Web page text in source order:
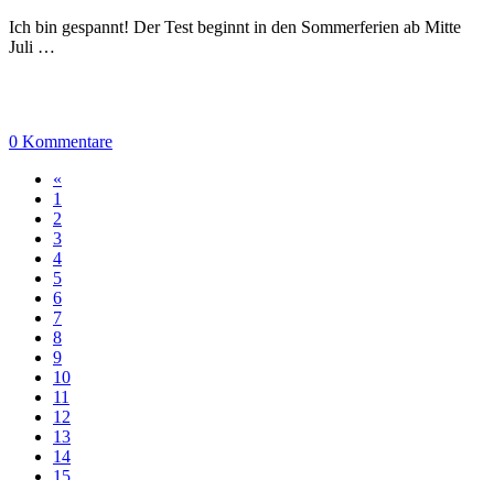
Ich bin gespannt! Der Test beginnt in den Sommerferien ab Mitte
Juli …
0 Kommentare
«
1
2
3
4
5
6
7
8
9
10
11
12
13
14
15